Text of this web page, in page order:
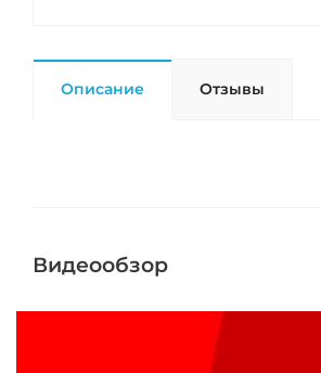
Описание Отзывы
Видеообзор